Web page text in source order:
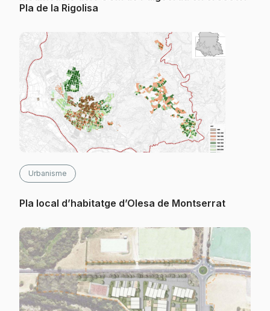
Pla de la Rigolisa
Urbanisme
Pla local d’habitatge d’Olesa de Montserrat